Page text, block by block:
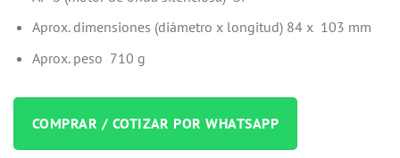
Aprox. dimensiones (diámetro x longitud) 84x 103 mm
Aprox. peso 710 g
COMPRAR / COTIZAR POR WHATSAPP